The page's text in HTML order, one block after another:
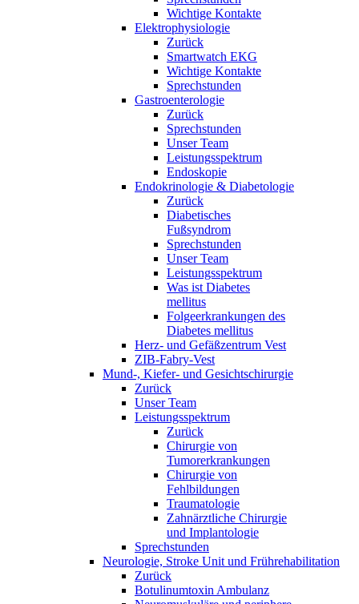
Wichtige Kontakte
Elektrophysiologie
Zurück
Smartwatch EKG
Wichtige Kontakte
Sprechstunden
Gastroenterologie
Zurück
Sprechstunden
Unser Team
Leistungsspektrum
Endoskopie
Endokrinologie & Diabetologie
Zurück
Diabetisches
Fußsyndrom
Sprechstunden
Unser Team
Leistungsspektrum
Was ist Diabetes
mellitus
Folgeerkrankungen des
Diabetes mellitus
Herz- und Gefäßzentrum Vest
ZIB-Fabry-Vest
Mund-, Kiefer- und Gesichtschirurgie
Zurück
Unser Team
Leistungsspektrum
Zurück
Chirurgie von
Tumorerkrankungen
Chirurgie von
Fehlbildungen
Traumatologie
Zahnärztliche Chirurgie
und Implantologie
Sprechstunden
Neurologie, Stroke Unit und Frührehabilitation
Zurück
Botulinumtoxin Ambulanz